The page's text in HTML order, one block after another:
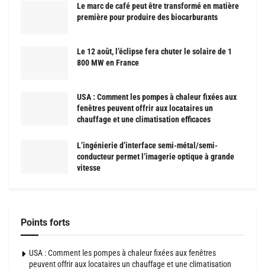
Le marc de café peut être transformé en matière
première pour produire des biocarburants
Le 12 août, l’éclipse fera chuter le solaire de 1
800 MW en France
USA : Comment les pompes à chaleur fixées aux
fenêtres peuvent offrir aux locataires un
chauffage et une climatisation efficaces
L’ingénierie d’interface semi-métal/semi-
conducteur permet l’imagerie optique à grande
vitesse
Points forts
USA : Comment les pompes à chaleur fixées aux fenêtres
peuvent offrir aux locataires un chauffage et une climatisation